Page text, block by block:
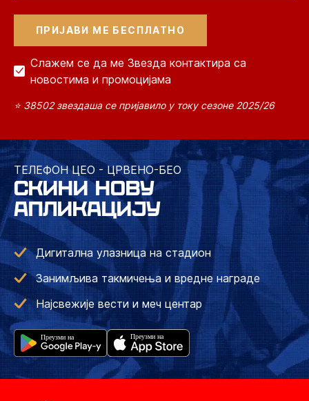
Слажем се да ме Звезда контактира са
новостима и промоцијама
⭐ 38502 звездаша се пријавило у току сезоне 2025/26
ТЕЛЕФОН ЦЕО - ЦРВЕНО-БЕО
СКИНИ НОВУ
АПЛИКАЦИЈУ
Дигитална улазница на стадион
Занимљива такмичења и вредне награде
Најсвежије вести и меч центар